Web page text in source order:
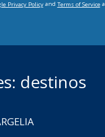
Privacy Policyand Terms of Service
destinos